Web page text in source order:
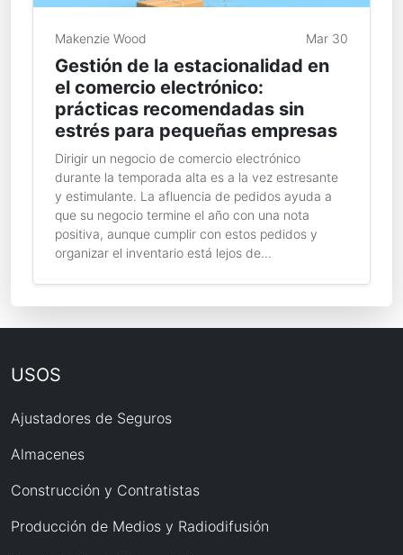
Makenzie Wood Mar 30
Gestión de la estacionalidad en
el comercio electrónico:
prácticas recomendadas sin
estrés para pequeñas empresas
Dirigir un negocio de comercio electrónico
durante la temporada alta es a la vez estresante
y estimulante. La afluencia de pedidos ayuda a
que su negocio termine el año con una nota
positiva, aunque cumplir con estos pedidos y
organizar el inventario está lejos de...
USOS
Ajustadores de Seguros
Almacenes
Construcción y Contratistas
Producción de Medios y Radiodifusión